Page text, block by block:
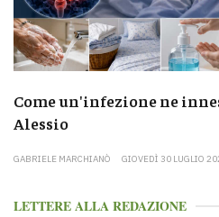
Come un'infezione ne
Alessio
GABRIELE MARCHIANÒ GIOVEDÌ 30 LUGLIO
LETTERE ALLA REDAZIONE